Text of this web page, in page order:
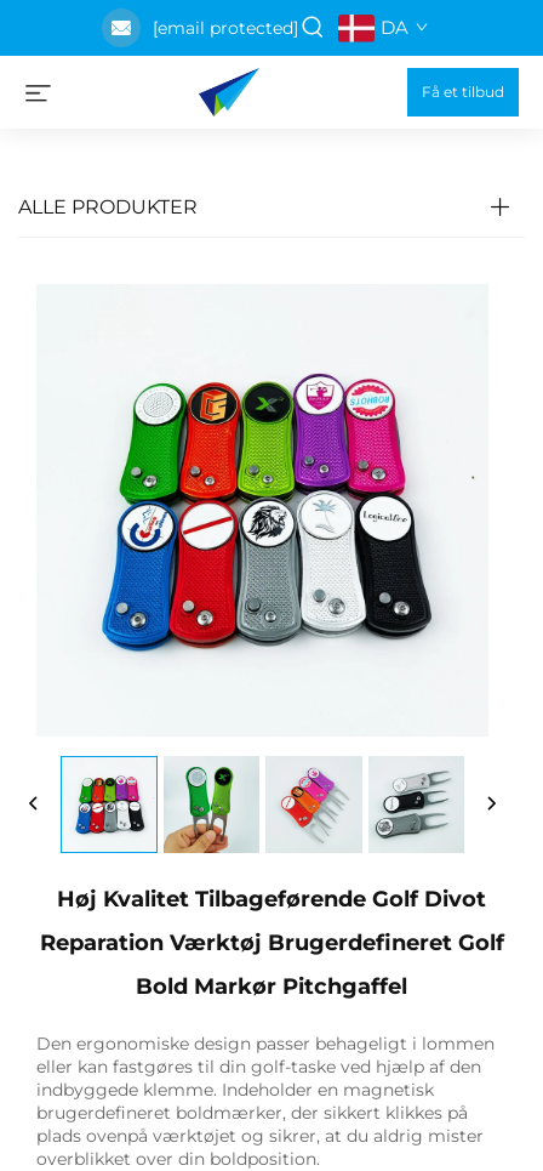
[email protected] DA
Få et tilbud
ALLE PRODUKTER
Høj Kvalitet Tilbageførende Golf Divot
Reparation Værktøj Brugerdefineret Golf
Bold Markør Pitchgaffel
Den ergonomiske design passer behageligt i lommen
eller kan fastgøres til din golf-taske ved hjælp af den
indbyggede klemme. Indeholder en magnetisk
brugerdefineret boldmærker, der sikkert klikkes på
plads ovenpå værktøjet og sikrer, at du aldrig mister
overblikket over din boldposition.